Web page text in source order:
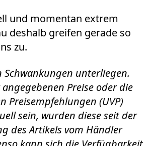
und momentan extrem
deshalb greifen gerade so
zu.
Schwankungen unterliegen.
Preise oder die
Preisempfehlungen (UVP)
sein, wurden diese seit der
des Artikels vom Händler